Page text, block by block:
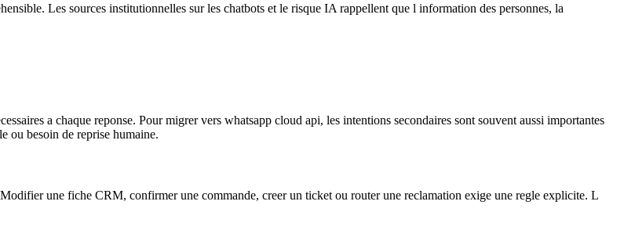
Les sources institutionnelles sur les chatbots et le risque IA rappellent que l information des personnes, la
a chaque reponse. Pour migrer vers whatsapp cloud api, les intentions secondaires sont souvent aussi importantes
ou besoin de reprise humaine.
une fiche CRM, confirmer une commande, creer un ticket ou router une reclamation exige une regle explicite. L